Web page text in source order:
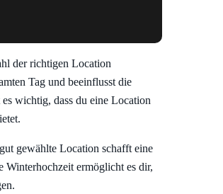
der richtigen Location
Tag und beeinflusst die
wichtig, dass du eine Location
gewählte Location schafft eine
Winterhochzeit ermöglicht es dir,